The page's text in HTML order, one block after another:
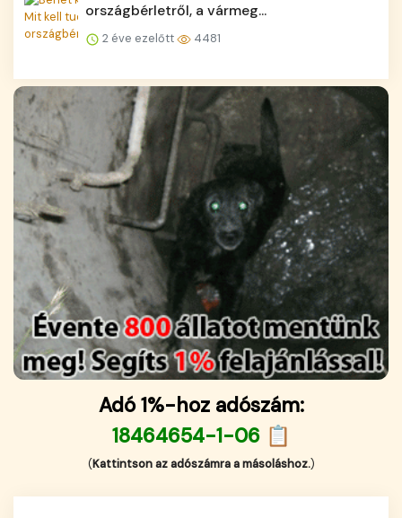
országbérletről, a vármeg...
2 éve ezelőtt 4481
Adó 1%-hoz adószám:
18464654-1-06 📋
(Kattintson az adószámra a másoláshoz.)